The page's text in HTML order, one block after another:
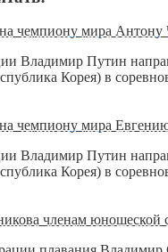
чемпиону мира Антону
Владимир Путин
Корея) в
чемпиону мира
Владимир Путин
Корея) в
членам